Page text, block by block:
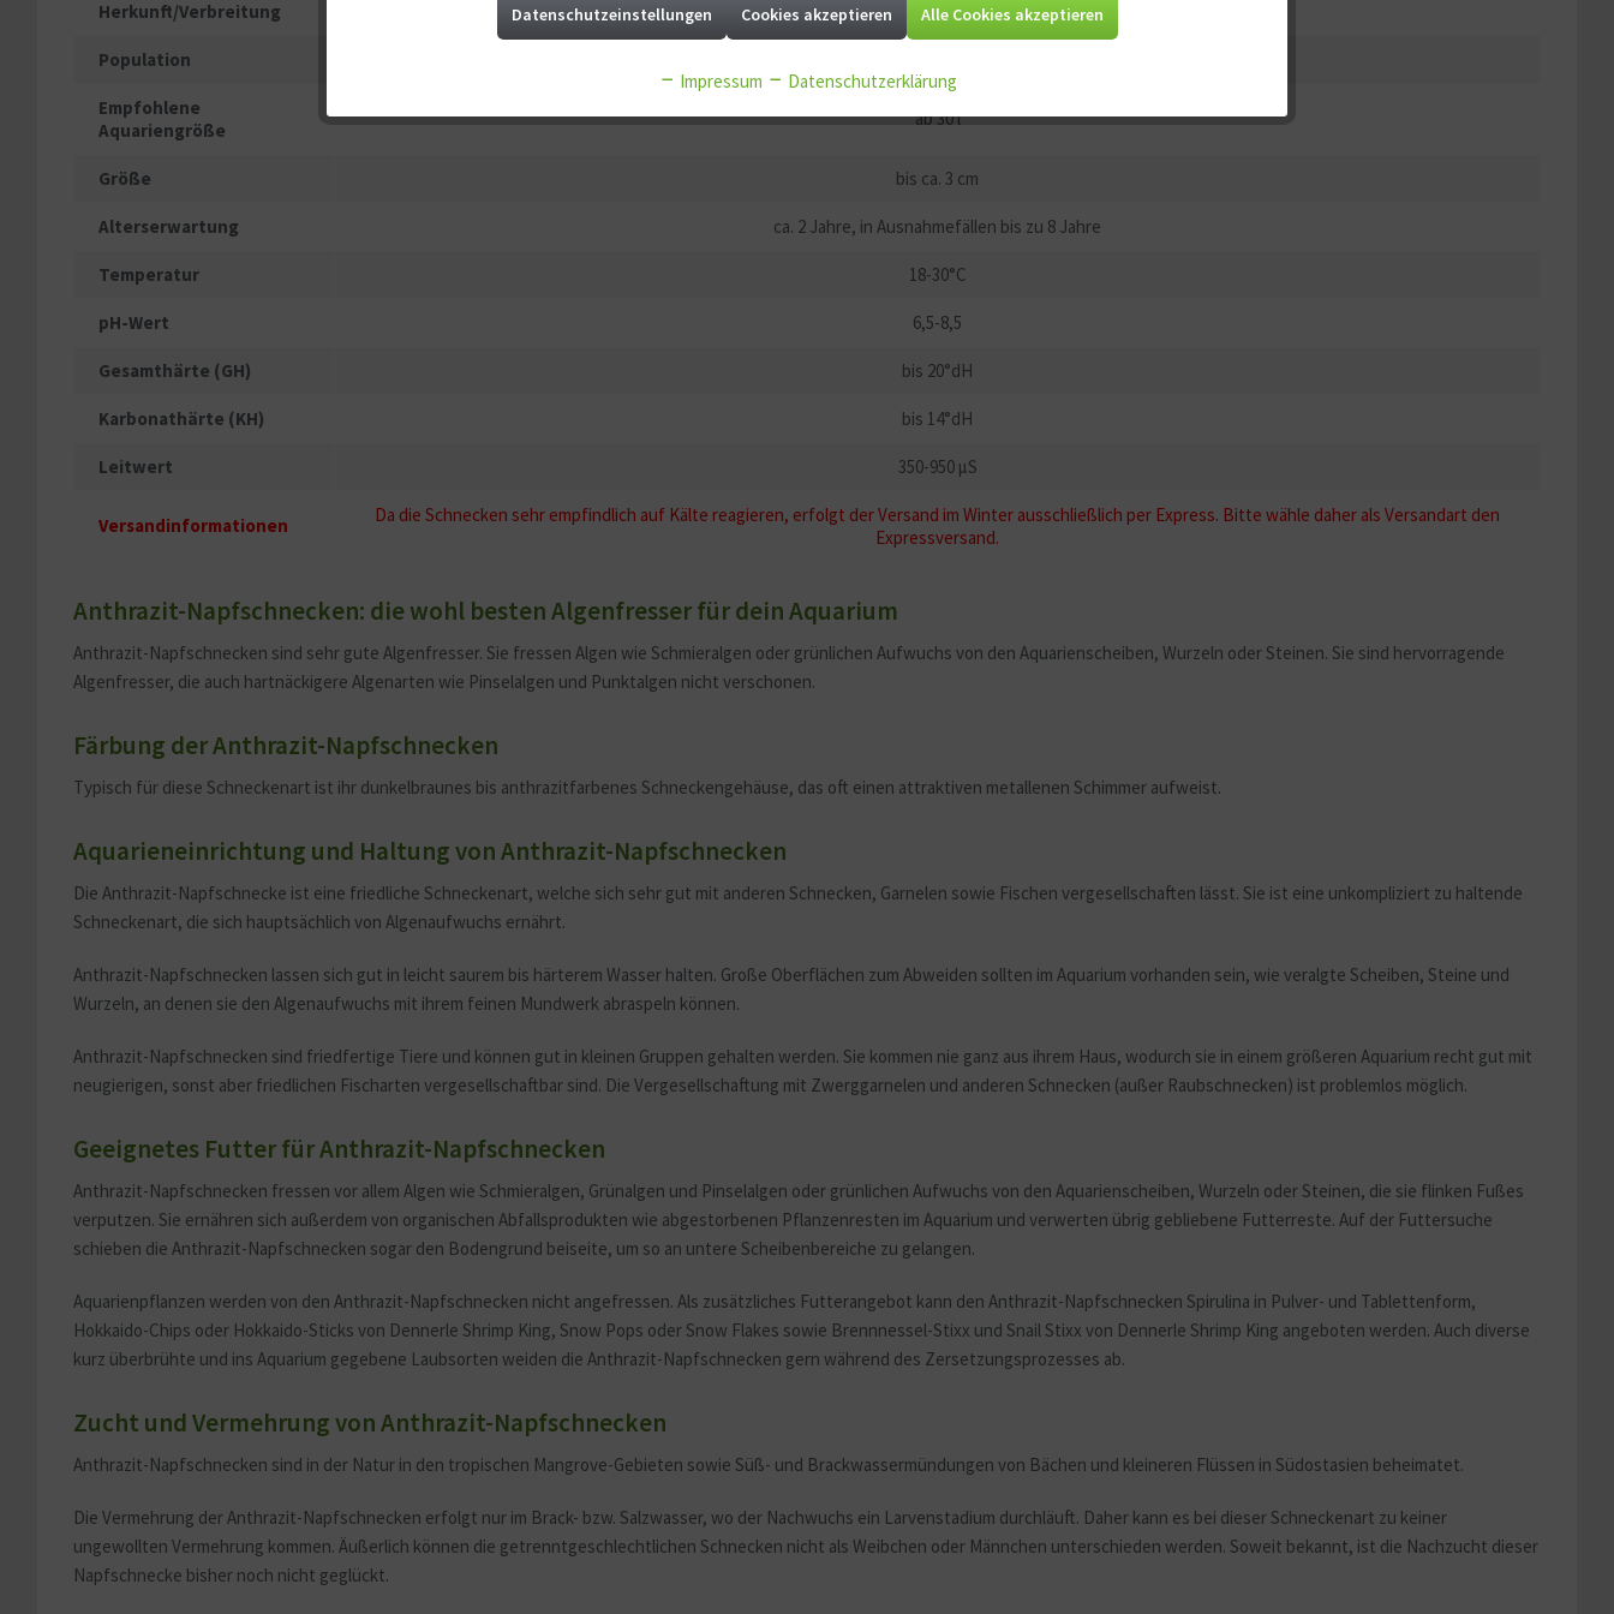
Herkunft/Verbreitung Südostasien
Population
Empfohlene
Aquariengröße
ab 30 l
Größe bis ca. 3 cm
Alterserwartung ca. 2 Jahre, in Ausnahmefällen bis zu 8 Jahre
Temperatur 18-30°C
pH-Wert 6,5-8,5
Gesamthärte (GH) bis 20°dH
Karbonathärte (KH) bis 14°dH
Leitwert 350-950 µS
Versandinformationen
Da die Schnecken sehr empfindlich auf Kälte reagieren, erfolgt der Versand im Winter ausschließlich per Express. Bitte wähle daher als Versandart den
Expressversand.
Anthrazit-Napfschnecken: die wohl besten Algenfresser für dein Aquarium
Anthrazit-Napfschnecken sind sehr gute Algenfresser. Sie fressen Algen wie Schmieralgen oder grünlichen Aufwuchs von den Aquarienscheiben, Wurzeln oder Steinen. Sie sind hervorragende
Algenfresser, die auch hartnäckigere Algenarten wie Pinselalgen und Punktalgen nicht verschonen.
Färbung der Anthrazit-Napfschnecken
Typisch für diese Schneckenart ist ihr dunkelbraunes bis anthrazitfarbenes Schneckengehäuse, das oft einen attraktiven metallenen Schimmer aufweist.
Aquarieneinrichtung und Haltung von Anthrazit-Napfschnecken
Die Anthrazit-Napfschnecke ist eine friedliche Schneckenart, welche sich sehr gut mit anderen Schnecken, Garnelen sowie Fischen vergesellschaften lässt. Sie ist eine unkompliziert zu haltende
Schneckenart, die sich hauptsächlich von Algenaufwuchs ernährt.
Anthrazit-Napfschnecken lassen sich gut in leicht saurem bis härterem Wasser halten. Große Oberflächen zum Abweiden sollten im Aquarium vorhanden sein, wie veralgte Scheiben, Steine und
Wurzeln, an denen sie den Algenaufwuchs mit ihrem feinen Mundwerk abraspeln können.
Anthrazit-Napfschnecken sind friedfertige Tiere und können gut in kleinen Gruppen gehalten werden. Sie kommen nie ganz aus ihrem Haus, wodurch sie in einem größeren Aquarium recht gut mit
neugierigen, sonst aber friedlichen Fischarten vergesellschaftbar sind. Die Vergesellschaftung mit Zwerggarnelen und anderen Schnecken (außer Raubschnecken) ist problemlos möglich.
Geeignetes Futter für Anthrazit-Napfschnecken
Anthrazit-Napfschnecken fressen vor allem Algen wie Schmieralgen, Grünalgen und Pinselalgen oder grünlichen Aufwuchs von den Aquarienscheiben, Wurzeln oder Steinen, die sie flinken Fußes
verputzen. Sie ernähren sich außerdem von organischen Abfallsprodukten wie abgestorbenen Pflanzenresten im Aquarium und verwerten übrig gebliebene Futterreste. Auf der Futtersuche
schieben die Anthrazit-Napfschnecken sogar den Bodengrund beiseite, um so an untere Scheibenbereiche zu gelangen.
Aquarienpflanzen werden von den Anthrazit-Napfschnecken nicht angefressen. Als zusätzliches Futterangebot kann den Anthrazit-Napfschnecken Spirulina in Pulver- und Tablettenform,
Hokkaido-Chips oder Hokkaido-Sticks von Dennerle Shrimp King, Snow Pops oder Snow Flakes sowie Brennnessel-Stixx und Snail Stixx von Dennerle Shrimp King angeboten werden. Auch diverse
kurz überbrühte und ins Aquarium gegebene Laubsorten weiden die Anthrazit-Napfschnecken gern während des Zersetzungsprozesses ab.
Zucht und Vermehrung von Anthrazit-Napfschnecken
Anthrazit-Napfschnecken sind in der Natur in den tropischen Mangrove-Gebieten sowie Süß- und Brackwassermündungen von Bächen und kleineren Flüssen in Südostasien beheimatet.
Die Vermehrung der Anthrazit-Napfschnecken erfolgt nur im Brack- bzw. Salzwasser, wo der Nachwuchs ein Larvenstadium durchläuft. Daher kann es bei dieser Schneckenart zu keiner
ungewollten Vermehrung kommen. Äußerlich können die getrenntgeschlechtlichen Schnecken nicht als Weibchen oder Männchen unterschieden werden. Soweit bekannt, ist die Nachzucht dieser
Napfschnecke bisher noch nicht geglückt.
Datenschutzeinstellungen Cookies akzeptieren Alle Cookies akzeptieren
Impressum Datenschutzerklärung